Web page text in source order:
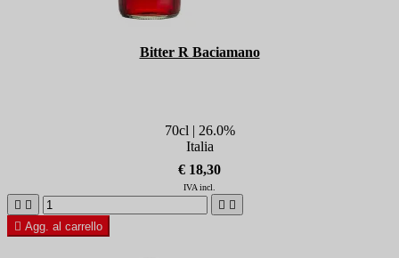
Bitter R Baciamano
70cl | 26.0%
Italia
€ 18,30
IVA incl.
   
 Agg. al carrello